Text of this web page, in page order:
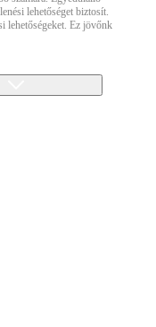
lehetőséget biztosít.
lehetőségeket. Ez jövőnk